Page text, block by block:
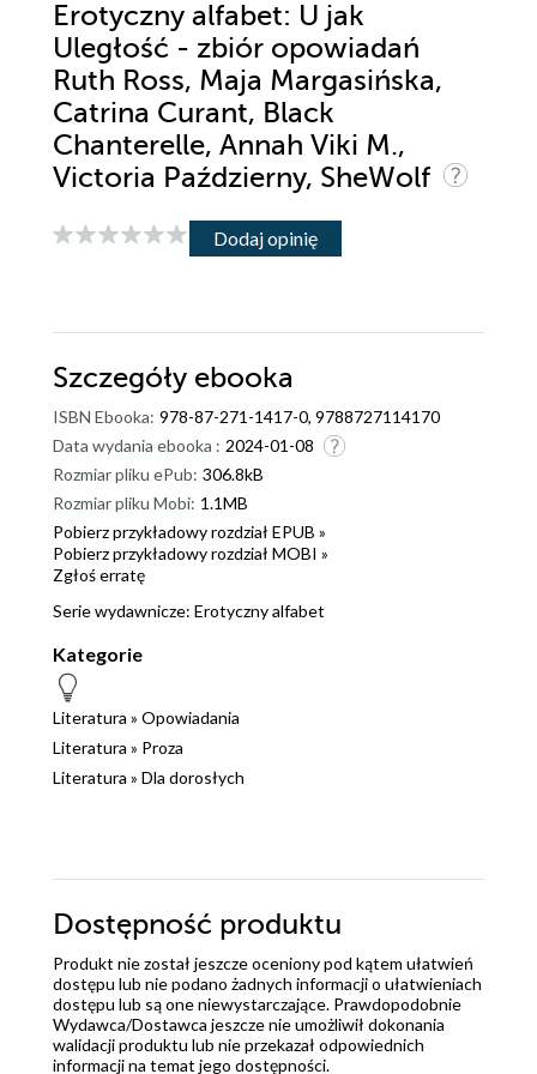
Erotyczny alfabet: U jak
Uległość - zbiór opowiadań
Ruth Ross, Maja Margasińska,
Catrina Curant, Black
Chanterelle, Annah Viki M.,
Victoria Październy, SheWolf
Dodaj opinię
Szczegóły ebooka
ISBN Ebooka: 978-87-271-1417-0, 9788727114170
Data wydania ebooka : 2024-01-08
Rozmiar pliku ePub: 306.8kB
Rozmiar pliku Mobi: 1.1MB
Pobierz przykładowy rozdział EPUB »
Pobierz przykładowy rozdział MOBI »
Zgłoś erratę
Serie wydawnicze: Erotyczny alfabet
Kategorie
Literatura » Opowiadania
Literatura » Proza
Literatura » Dla dorosłych
Dostępność produktu
Produkt nie został jeszcze oceniony pod kątem ułatwień
dostępu lub nie podano żadnych informacji o ułatwieniach
dostępu lub są one niewystarczające. Prawdopodobnie
Wydawca/Dostawca jeszcze nie umożliwił dokonania
walidacji produktu lub nie przekazał odpowiednich
informacji na temat jego dostępności.